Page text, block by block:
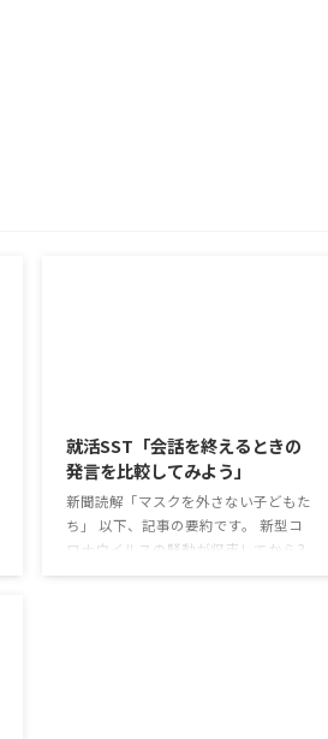
就活SST「会話を終えるときの
発言を比較してみよう」
新聞読解「マスクを外さない子どもた
ち」 以下、記事の要約です。 新型コ
ロナウイルスの騒動が収束してから3